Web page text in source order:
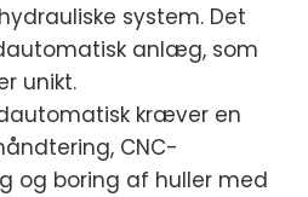
system. Det
anlæg, som
unikt.
kræver en
CNC-
og boring af huller med